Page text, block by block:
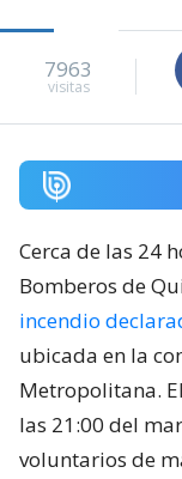
7963
visitas
Cerca de las 24
Bomberos de
incendio
ubicada en la
Metropolitana.
las 21:00 del
voluntarios de